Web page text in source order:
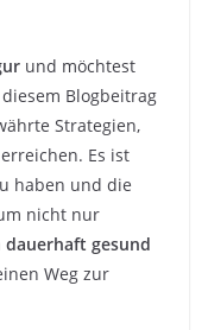
und möchtest
diesem Blogbeitrag
Strategien,
Es ist
haben und die
nicht nur
dauerhaft gesund
Weg zur